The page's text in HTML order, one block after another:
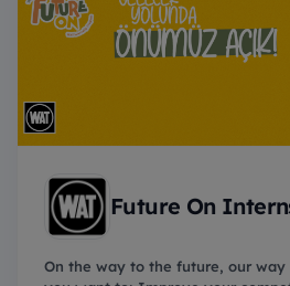
Future On
On the way to the future, our way